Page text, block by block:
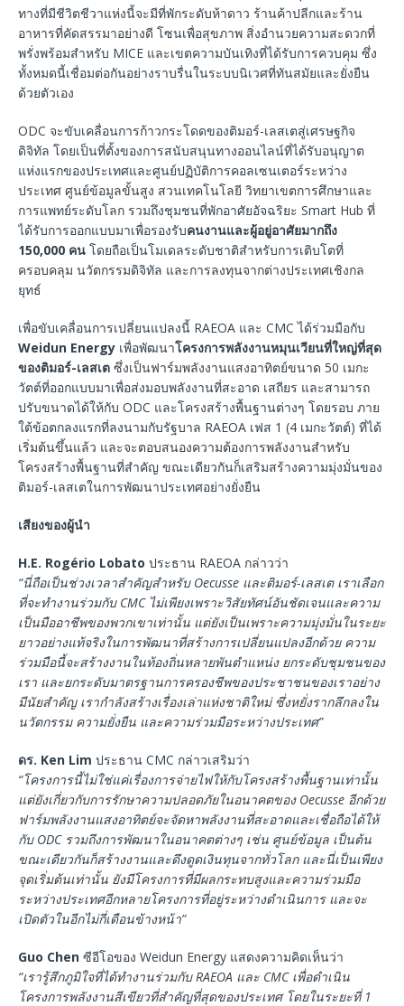
ทางที่มีชีวิตชีวาแห่งนี้จะมีที่พักระดับห้าดาว ร้านค้าปลีกและร้าน
อาหารที่คัดสรรมาอย่างดี โซนเพื่อสุขภาพ สิ่งอำนวยความสะดวกที่
พรั่งพร้อมสำหรับ MICE และเขตความบันเทิงที่ได้รับการควบคุม ซึ่ง
ทั้งหมดนี้เชื่อมต่อกันอย่างราบรื่นในระบบนิเวศที่ทันสมัยและยั่งยืน
ด้วยตัวเอง
ODC จะขับเคลื่อนการก้าวกระโดดของติมอร์-เลสเตสู่เศรษฐกิจ
ดิจิทัล โดยเป็นที่ตั้งของการสนับสนุนทางออนไลน์ที่ได้รับอนุญาต
แห่งแรกของประเทศและศูนย์ปฏิบัติการคอลเซนเตอร์ระหว่าง
ประเทศ ศูนย์ข้อมูลขั้นสูง สวนเทคโนโลยี วิทยาเขตการศึกษาและ
การแพทย์ระดับโลก รวมถึงชุมชนที่พักอาศัยอัจฉริยะ Smart Hub ที่
ได้รับการออกแบบมาเพื่อรองรับคนงานและผู้อยู่อาศัยมากถึง
150,000 คน โดยถือเป็นโมเดลระดับชาติสำหรับการเติบโตที่
ครอบคลุม นวัตกรรมดิจิทัล และการลงทุนจากต่างประเทศเชิงกล
ยุทธ์
เพื่อขับเคลื่อนการเปลี่ยนแปลงนี้ RAEOA และ CMC ได้ร่วมมือกับ
Weidun Energy เพื่อพัฒนาโครงการพลังงานหมุนเวียนที่ใหญ่ที่สุด
ของติมอร์-เลสเต ซึ่งเป็นฟาร์มพลังงานแสงอาทิตย์ขนาด 50 เมกะ
วัตต์ที่ออกแบบมาเพื่อส่งมอบพลังงานที่สะอาด เสถียร และสามารถ
ปรับขนาดได้ให้กับ ODC และโครงสร้างพื้นฐานต่างๆ โดยรอบ ภาย
ใต้ข้อตกลงแรกที่ลงนามกับรัฐบาล RAEOA เฟส 1 (4 เมกะวัตต์) ที่ได้
เริ่มต้นขึ้นแล้ว และจะตอบสนองความต้องการพลังงานสำหรับ
โครงสร้างพื้นฐานที่สำคัญ ขณะเดียวกันก็เสริมสร้างความมุ่งมั่นของ
ติมอร์-เลสเตในการพัฒนาประเทศอย่างยั่งยืน
เสียงของผู้นำ
H.E. Rogério Lobato ประธาน RAEOA กล่าวว่า
“นี่ถือเป็นช่วงเวลาสำคัญสำหรับ Oecusse และติมอร์-เลสเต เราเลือก
ที่จะทำงานร่วมกับ CMC ไม่เพียงเพราะวิสัยทัศน์อันชัดเจนและความ
เป็นมืออาชีพของพวกเขาเท่านั้น แต่ยังเป็นเพราะความมุ่งมั่นในระยะ
ยาวอย่างแท้จริงในการพัฒนาที่สร้างการเปลี่ยนแปลงอีกด้วย ความ
ร่วมมือนี้จะสร้างงานในท้องถิ่นหลายพันตำแหน่ง ยกระดับชุมชนของ
เรา และยกระดับมาตรฐานการครองชีพของประชาชนของเราอย่าง
มีนัยสำคัญ เรากำลังสร้างเรื่องเล่าแห่งชาติใหม่ ซึ่งหยั่งรากลึกลงใน
นวัตกรรม ความยั่งยืน และความร่วมมือระหว่างประเทศ”
ดร. Ken Lim ประธาน CMC กล่าวเสริมว่า
“โครงการนี้ไม่ใช่แค่เรื่องการจ่ายไฟให้กับโครงสร้างพื้นฐานเท่านั้น
แต่ยังเกี่ยวกับการรักษาความปลอดภัยในอนาคตของ Oecusse อีกด้วย
ฟาร์มพลังงานแสงอาทิตย์จะจัดหาพลังงานที่สะอาดและเชื่อถือได้ให้
กับ ODC รวมถึงการพัฒนาในอนาคตต่างๆ เช่น ศูนย์ข้อมูล เป็นต้น
ขณะเดียวกันก็สร้างงานและดึงดูดเงินทุนจากทั่วโลก และนี่เป็นเพียง
จุดเริ่มต้นเท่านั้น ยังมีโครงการที่มีผลกระทบสูงและความร่วมมือ
ระหว่างประเทศอีกหลายโครงการที่อยู่ระหว่างดำเนินการ และจะ
เปิดตัวในอีกไม่กี่เดือนข้างหน้า”
Guo Chen ซีอีโอของ Weidun Energy แสดงความคิดเห็นว่า
“เรารู้สึกภูมิใจที่ได้ทำงานร่วมกับ RAEOA และ CMC เพื่อดำเนิน
โครงการพลังงานสีเขียวที่สำคัญที่สุดของประเทศ โดยในระยะที่ 1